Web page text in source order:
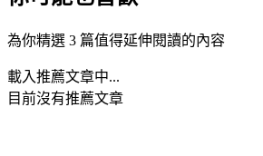
為你精選 3 篇值得延伸閱讀的內容
載入推薦文章中...
目前沒有推薦文章